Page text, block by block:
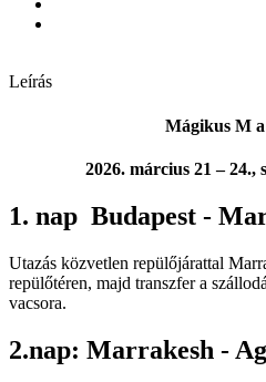
Leírás
Mágikus M
2026. március 21 – 24.,
1. nap Budapest -
Utazás közvetlen repülőjárattal
repülőtéren, majd transzfer a
vacsora.
2.nap: Marrakesh -